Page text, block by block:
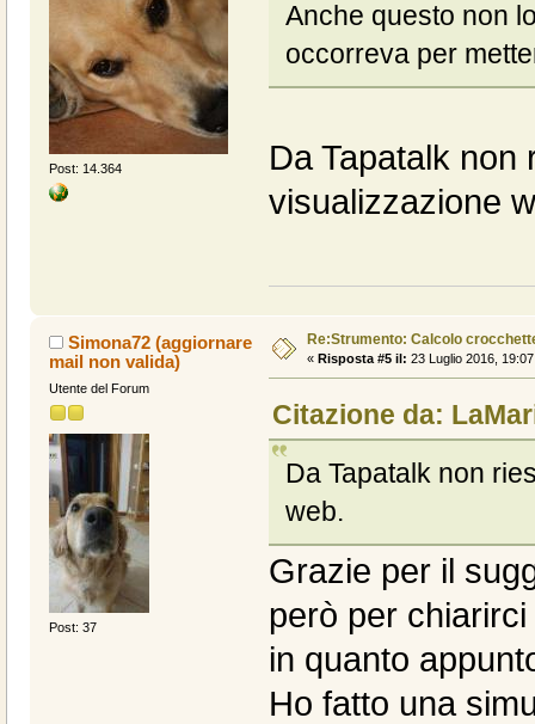
Post: 14.364
Anche questo non
occorreva per
Da Tapatalk non
visualizzazione
Simona72 (aggiornare
mail non valida)
Utente del Forum
Post: 37
Re:Strumento: Calcolo
« Risposta #5 il: 23 Luglio 2016,
Citazione da:
Da Tapatalk non
web.
Grazie per il
però per
in quanto
Ho fatto una